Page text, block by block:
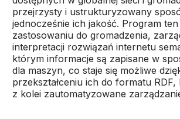
przejrzysty i ustrukturyzowany
jednocześnie ich jakość. Program
zastosowaniu do gromadzenia,
interpretacji rozwiązań internetu
którym informacje są zapisane w
dla maszyn, co staje się możliwe
przekształceniu ich do formatu
z kolei zautomatyzowane